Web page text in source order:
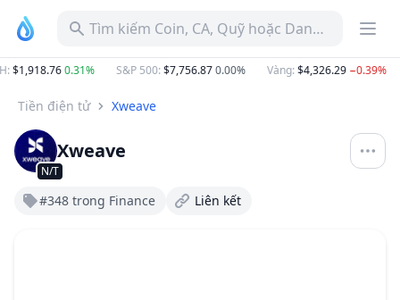
Tìm kiếm Coin, CA, Quỹ hoặc Danh mục
:$1,918.760.31% S&P 500:$7,756.870.00% Vàng:$4,326.29−0.39%
Tiền điện tử Xweave
N/T
Xweave
#348 trong Finance Liên kết